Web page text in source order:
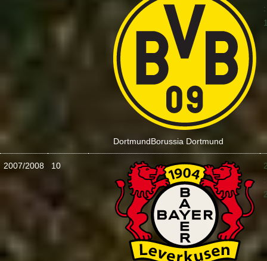
DortmundBorussia Dortmund
:
2007/2008 10
: